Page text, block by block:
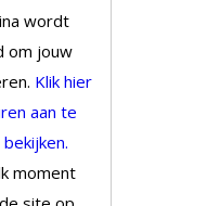
wordt
om jouw
Klik hier
aan te
moment